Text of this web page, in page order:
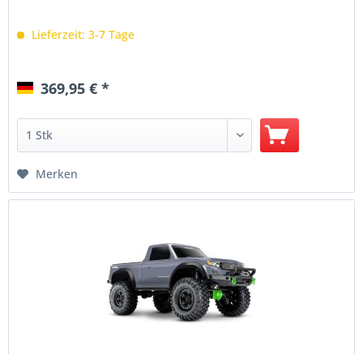
Lieferzeit: 3-7 Tage
369,95 € *
Merken